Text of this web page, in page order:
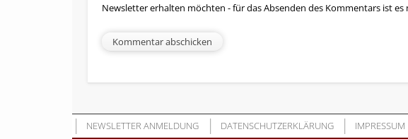
Newsletter erhalten möchten - für das Absenden des Kommentars ist
NEWSLETTER ANMELDUNG DATENSCHUTZERKLÄRUNG IMPRESSUM